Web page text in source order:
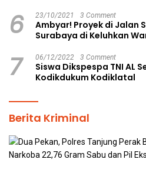
6 23/10/2021 3 Comment
Ambyar! Proyek di Jalan
Surabaya di Keluhkan
7 06/12/2022 3 Comment
Siswa Dikspespa TNI AL
Kodikdukum Kodiklatal
Berita Kriminal